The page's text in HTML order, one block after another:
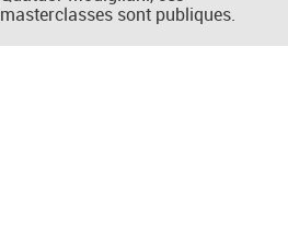
masterclasses sont publiques.